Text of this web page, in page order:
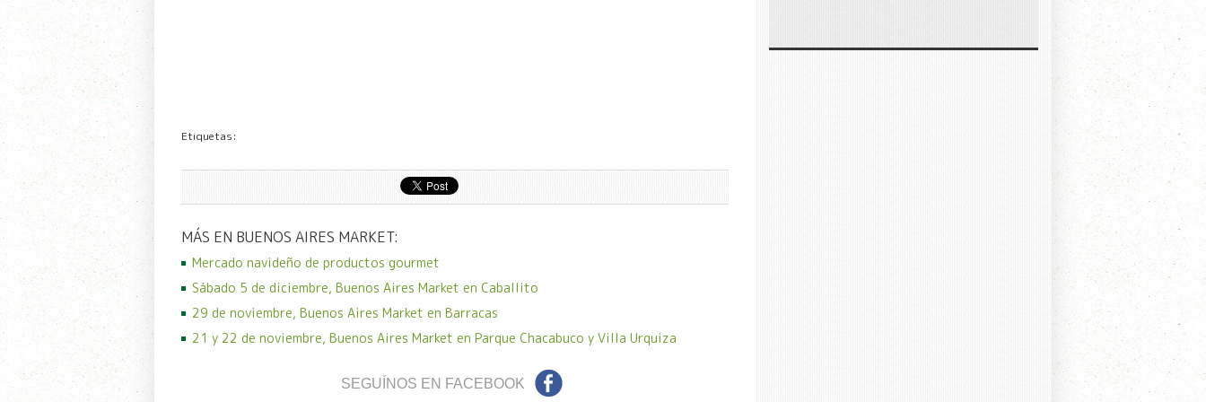
Etiquetas:
MÁS EN BUENOS AIRES MARKET:
Mercado navideño de productos gourmet
Sábado 5 de diciembre, Buenos Aires Market en Caballito
29 de noviembre, Buenos Aires Market en Barracas
21 y 22 de noviembre, Buenos Aires Market en Parque Chacabuco y Villa Urquiza
SEGUÍNOS EN FACEBOOK